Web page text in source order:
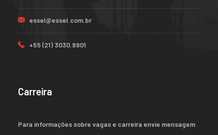
essel@essel.com.br
+55 (21) 3030.9901
Carreira
Para informações sobre vagas e carreira envie mensagem